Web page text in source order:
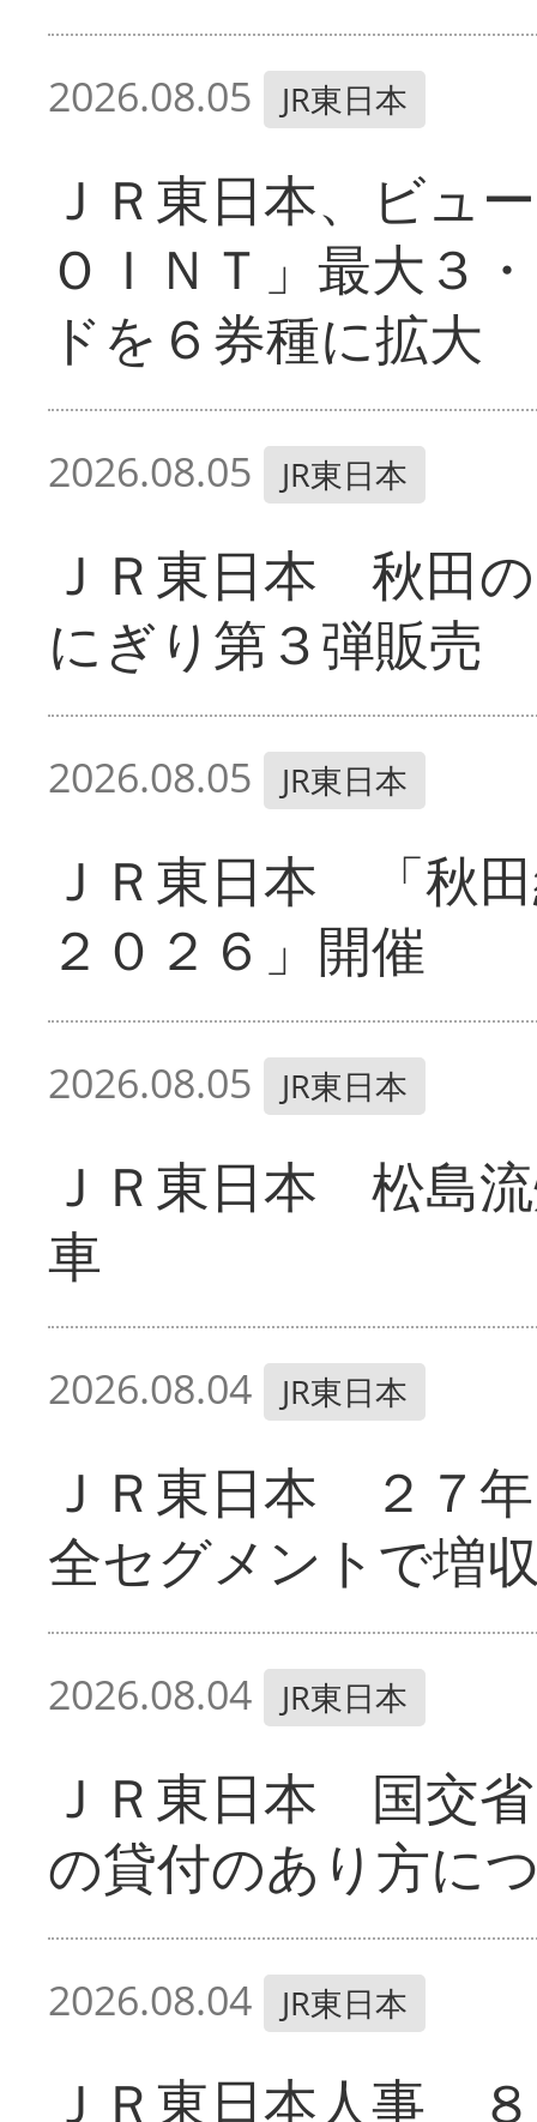
2026.08.05 JR東日本
ＪＲ東日本、ビ
ＯＩＮＴ」最大３
ドを６券種に拡大
2026.08.05 JR東日本
ＪＲ東日本 秋田
にぎり第３弾販売
2026.08.05 JR東日本
ＪＲ東日本 「秋
２０２６」開催
2026.08.05 JR東日本
ＪＲ東日本 松島
車
2026.08.04 JR東日本
ＪＲ東日本 ２７
全セグメントで増
2026.08.04 JR東日本
ＪＲ東日本 国交
の貸付のあり方に
2026.08.04 JR東日本
ＪＲ東日本人事